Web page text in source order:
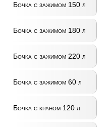
Бочка с зажимом 150 л
Бочка с зажимом 180 л
Бочка с зажимом 220 л
Бочка с зажимом 60 л
Бочка с краном 120 л